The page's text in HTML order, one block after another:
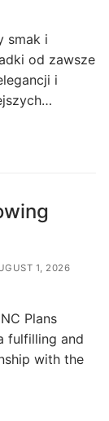
smak i
od zawsze
i
1, 2026
Plans
fulfilling and
with the